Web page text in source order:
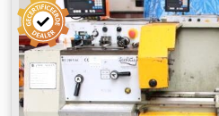
mm en bieden door hun
werkbereik. Geschikt voor
Eenvoudig te monteren op een
Inclusief 7 draadsnij-
19 •M6 20111823 DIN 371 31
•M10 20111826 DIN 371 31